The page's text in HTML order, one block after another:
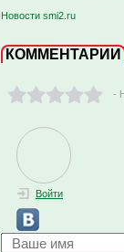
Новости smi2.ru
КОММЕНТАРИИ
-
Войти